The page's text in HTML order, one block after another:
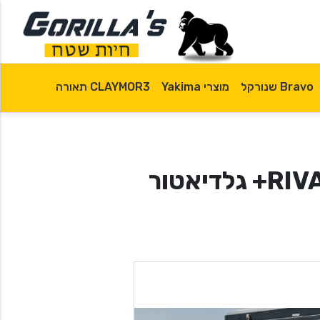
Bravo שנורקל מוצרי Yakima CLAYMOR3 תאורה
RIVAL Aluminum Canopy Jeep Gladiator 2020+ גלדיאטור